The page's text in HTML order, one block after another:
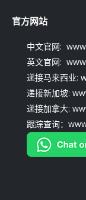
官方网站
中文官网:
英文官网:
递接马来西业:
递接新加坡:
递接加拿大:
跟踪查询：